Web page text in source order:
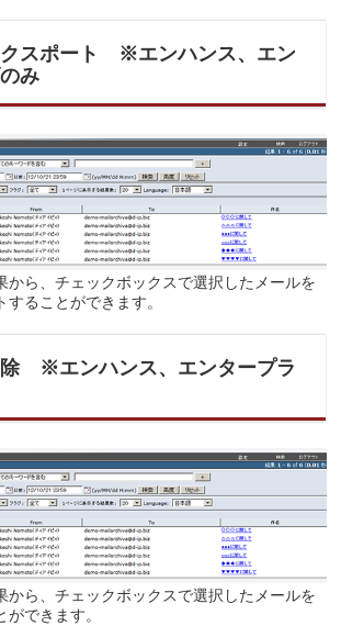
クスポート ※エンハンス、エン
み
から、チェックボックスで選択したメールを
ることができます。
除 ※エンハンス、エンタープラ
から、チェックボックスで選択したメールを
できます。